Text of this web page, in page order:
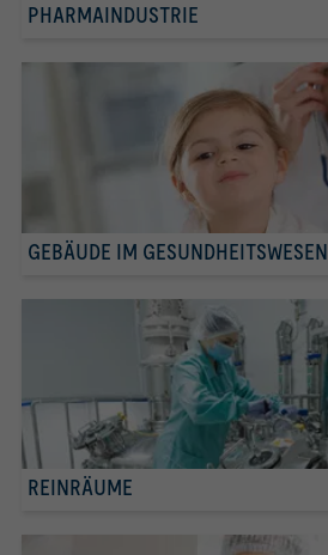
PHARMAINDUSTRIE
GEBÄUDE IM GESUNDHEITSWESEN
REINRÄUME